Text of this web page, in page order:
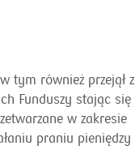
tym również przejął z
Funduszy stając się
w zakresie
praniu pieniędzy